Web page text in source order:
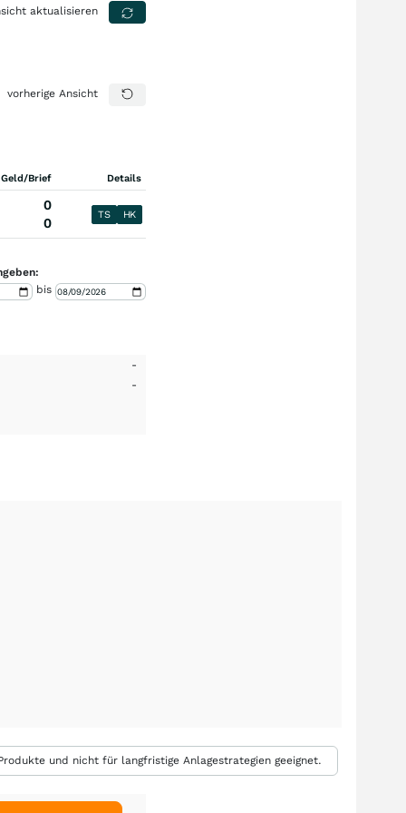
aktualisieren
vorherige Ansicht
Geld/Brief Details
0
0
TS HK
bis
-
-
und nicht für langfristige Anlagestrategien geeignet.